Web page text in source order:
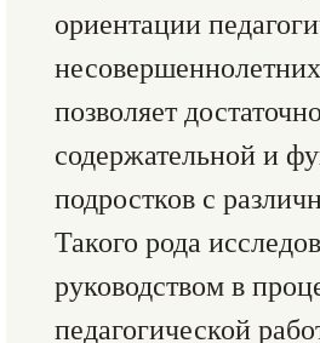
ориентации
позволяет
содержательной и
подростков с
Такого рода
руководством в
педагогической